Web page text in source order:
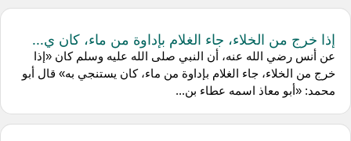
إذا خرج من الخلاء، جاء الغلام بإداوة من ماء، كان ي...
عن أنس رضي الله عنه، أن النبي صلى الله عليه وسلم كان «إذا
خرج من الخلاء، جاء الغلام بإداوة من ماء، كان يستنجي به» قال أبو
محمد: «أبو معاذ اسمه عطاء بن...